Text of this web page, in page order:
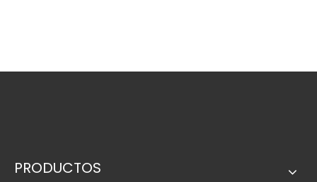
PRODUCTOS